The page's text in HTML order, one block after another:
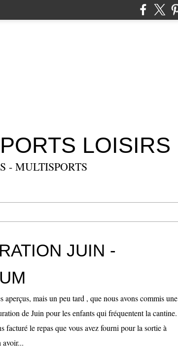
LOISIRS
- MULTISPORTS
JUIN -
aperçus, mais un peu tard , que nous avons commis une
de Juin pour les enfants qui fréquentent la cantine.
facturé le repas que vous avez fourni pour la sortie à
avoir...